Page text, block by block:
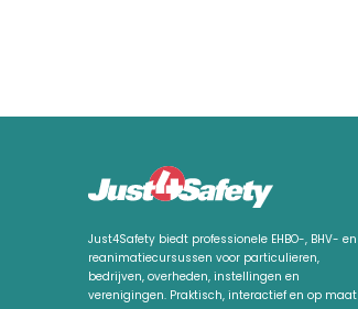
Just4Safety biedt professionele EHBO-, BHV- en
reanimatiecursussen voor particulieren,
bedrijven, overheden, instellingen en
verenigingen. Praktisch, interactief en op maat